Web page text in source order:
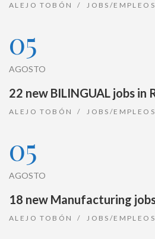
ALEJO TOBÓN JOBS/
05
AGOSTO
22 new BILINGUAL jobs in
ALEJO TOBÓN JOBS/
05
AGOSTO
18 new Manufacturing
ALEJO TOBÓN JOBS/